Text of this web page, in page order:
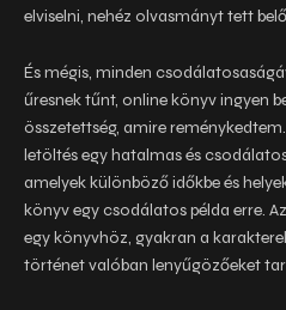
elviselni, nehéz olvasmányt tett
És mégis, minden
űresnek tűnt, online könyv ingyen
összetettség, amire
letöltés egy hatalmas és
amelyek különböző időkbe és
könyv egy csodálatos példa erre.
egy könyvhöz, gyakran a
történet valóban lenyűgözőeket